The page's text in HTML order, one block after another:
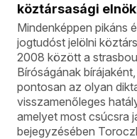
köztársasági
Mindenképpen pikáns
jogtudóst jelölni
2008 között a
Bíróságának
pontosan az olyan
visszamenőleges
amelyet most csúcsra
bejegyzésében